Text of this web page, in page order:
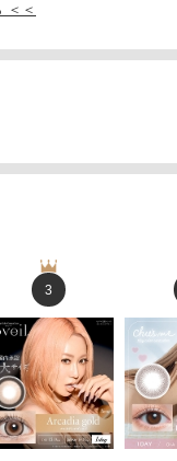
＜＜
3